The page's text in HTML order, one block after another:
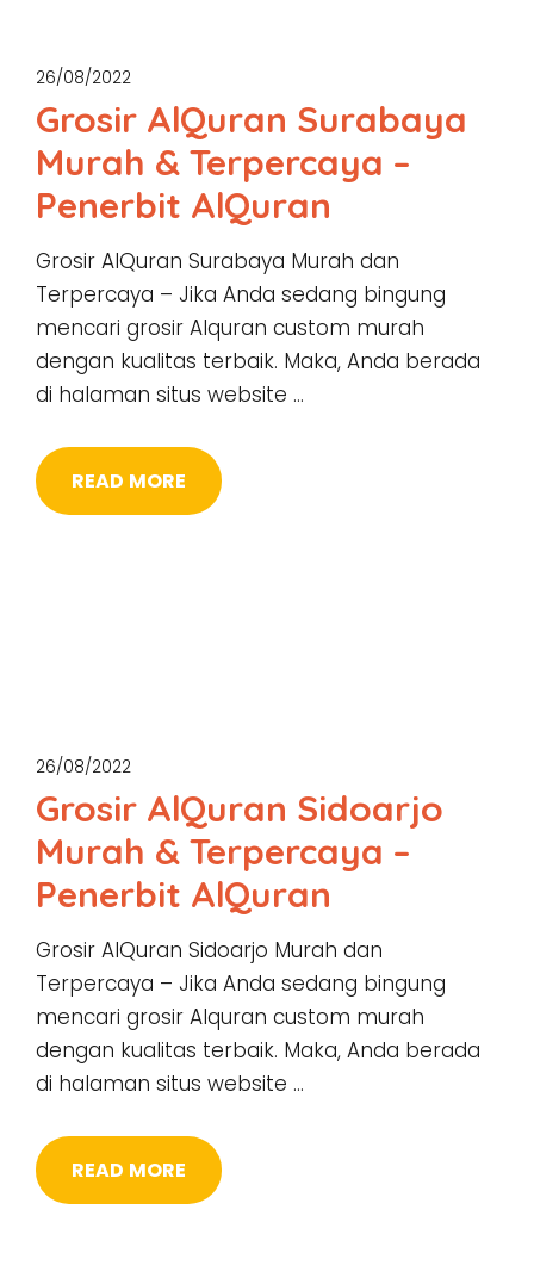
26/08/2022
Grosir AlQuran Surabaya
Murah & Terpercaya –
Penerbit AlQuran
Grosir AlQuran Surabaya Murah dan
Terpercaya – Jika Anda sedang bingung
mencari grosir Alquran custom murah
dengan kualitas terbaik. Maka, Anda berada
di halaman situs website …
READ MORE
26/08/2022
Grosir AlQuran Sidoarjo
Murah & Terpercaya –
Penerbit AlQuran
Grosir AlQuran Sidoarjo Murah dan
Terpercaya – Jika Anda sedang bingung
mencari grosir Alquran custom murah
dengan kualitas terbaik. Maka, Anda berada
di halaman situs website …
READ MORE